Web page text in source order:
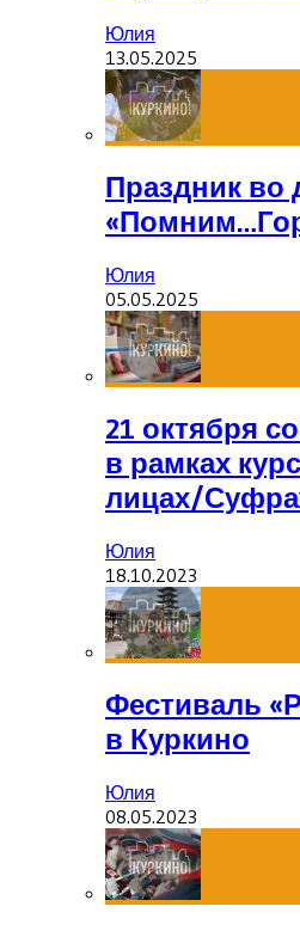
Юлия
13.05.2025
Праздник во
Юлия
05.05.2025
21 октября
в рамках
лицах/
Юлия
18.10.2023
Фестиваль
в Куркино
Юлия
08.05.2023